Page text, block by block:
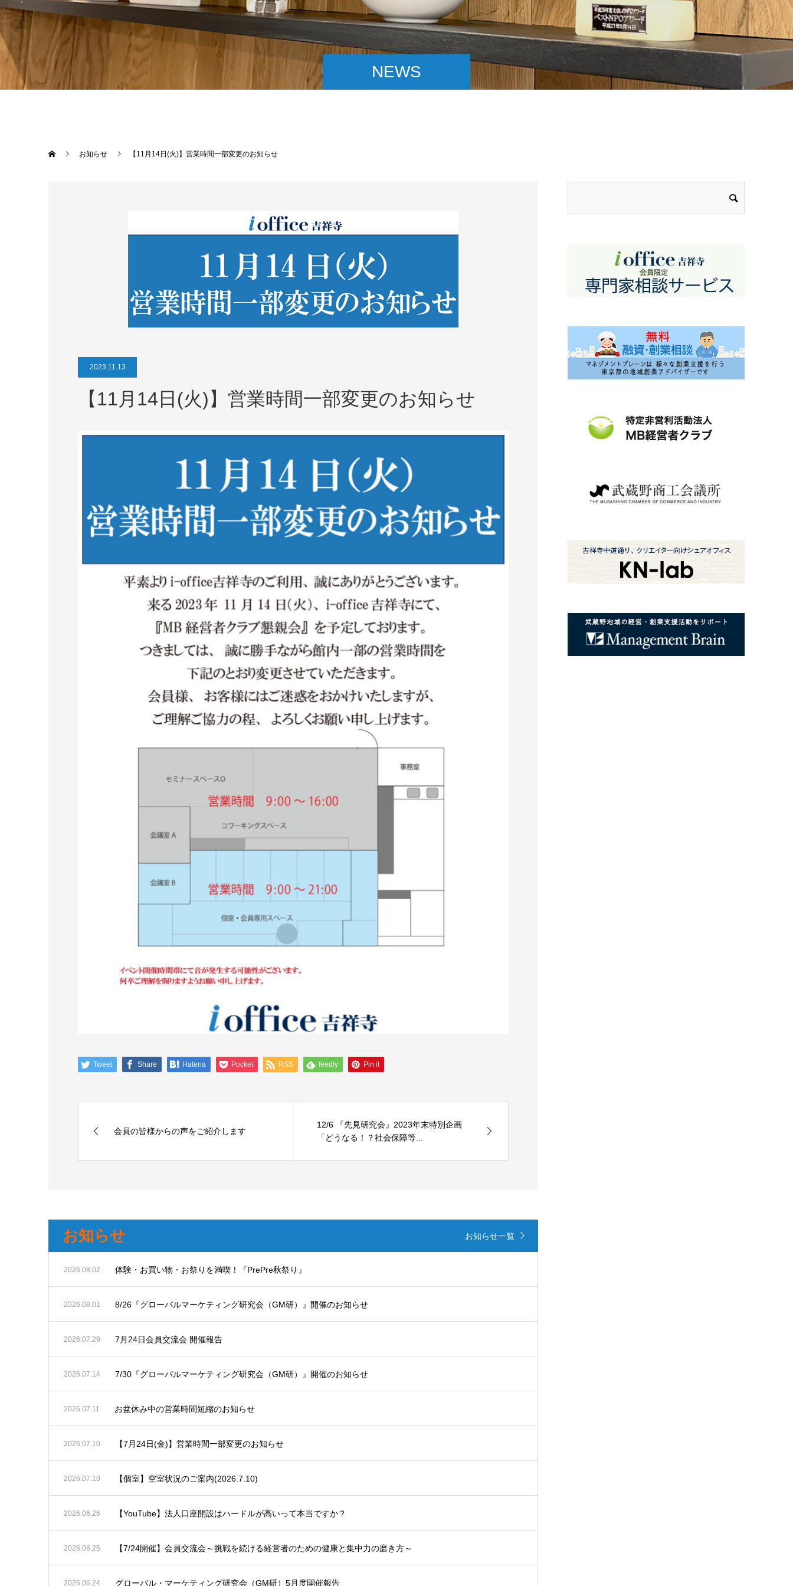
NEWS
お知らせ 【11月14日(火)】営業時間一部変更のお知らせ
2023.11.13
【11月14日(火)】営業時間一部変更のお知らせ
Tweet Share Hatena Pocket RSS feedly Pin it
会員の皆様からの声をご紹介します
12/6 『先見研究会』2023年末特別企画
「どうなる！？社会保障等...
お知らせ お知らせ一覧
2026.08.02 体験・お買い物・お祭りを満喫！『PrePre秋祭り』
2026.08.01 8/26『グローバルマーケティング研究会（GM研）』開催のお知らせ
2026.07.29 7月24日会員交流会 開催報告
2026.07.14 7/30『グローバルマーケティング研究会（GM研）』開催のお知らせ
2026.07.11 お盆休み中の営業時間短縮のお知らせ
2026.07.10 【7月24日(金)】営業時間一部変更のお知らせ
2026.07.10 【個室】空室状況のご案内(2026.7.10)
2026.06.26 【YouTube】法人口座開設はハードルが高いって本当ですか？
2026.06.25 【7/24開催】会員交流会～挑戦を続ける経営者のための健康と集中力の磨き方～
2026.06.24 グローバル・マーケティング研究会（GM研）5月度開催報告